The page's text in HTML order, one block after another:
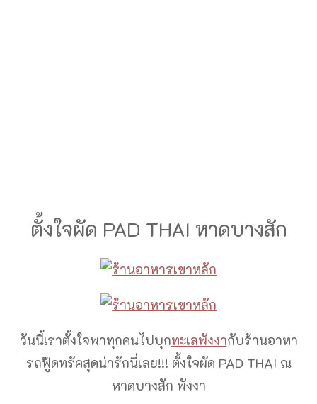
ตั้งใจผัด PAD THAI หาดบางสัก
วันนี้เราตั้งใจพาทุกคนไปบุกทะเลพังงากับร้านอาหา
รถฟู๊ดทรัคสุดน่ารักนี่เลย!!! ตั้งใจผัด PAD THAI ณ
หาดบางสัก พังงา